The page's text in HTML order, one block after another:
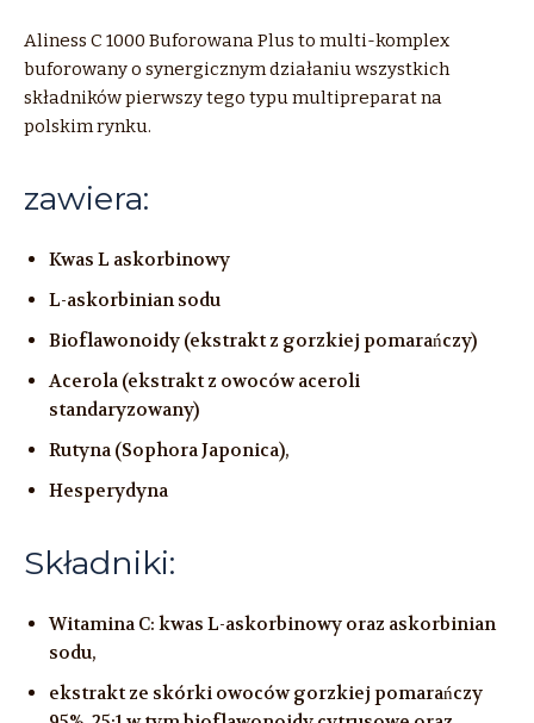
Aliness C 1000 Buforowana Plus to multi-komplex
buforowany o synergicznym działaniu wszystkich
składników pierwszy tego typu multipreparat na
polskim rynku.
zawiera:
Kwas L askorbinowy
L-askorbinian sodu
Bioflawonoidy (ekstrakt z gorzkiej pomarańczy)
Acerola (ekstrakt z owoców aceroli
standaryzowany)
Rutyna (Sophora Japonica),
Hesperydyna
Składniki:
Witamina C: kwas L-askorbinowy oraz askorbinian
sodu,
ekstrakt ze skórki owoców gorzkiej pomarańczy